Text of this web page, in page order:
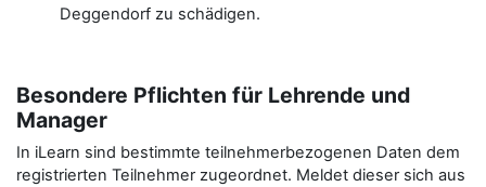
Deggendorf zu schädigen.
Besondere Pflichten für Lehrende und
Manager
In iLearn sind bestimmte teilnehmerbezogenen Daten dem
registrierten Teilnehmer zugeordnet. Meldet dieser sich aus